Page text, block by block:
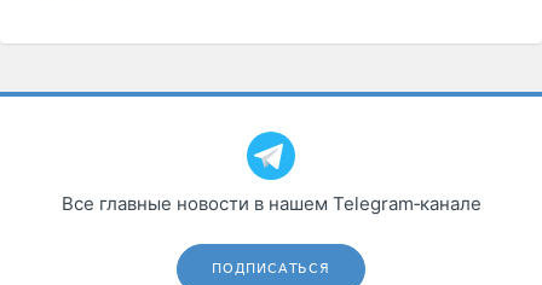
Все главные новости в нашем Telegram‑канале
ПОДПИСАТЬСЯ